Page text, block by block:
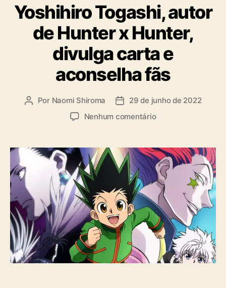
t
e
g
o
r
i
a
s
Yoshihiro Togashi, autor
de Hunter x Hunter,
divulga carta e
aconselha fãs
A
r
o
s
Por Naomi Shiroma
D
d
e
p
b
l
i
c
a
ç
ã
29 de junho de 2022
Nenhum comentárioe
o
s
h
i
h
i
r
o
T
o
g